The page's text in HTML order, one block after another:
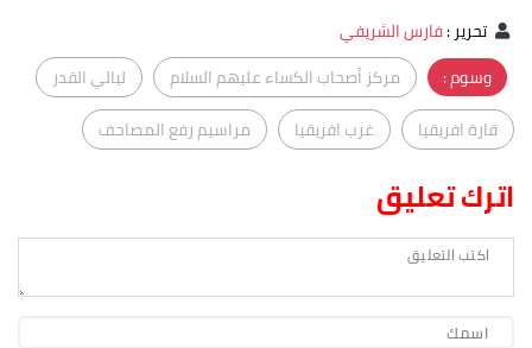
تحرير:فارس الشريفي
وسوم :
مركز أصحاب الكساء عليهم السلام
ليالي القدر
قارة افريقيا
غرب افريقيا مراسيم رفع المصاحف
اترك تعليق